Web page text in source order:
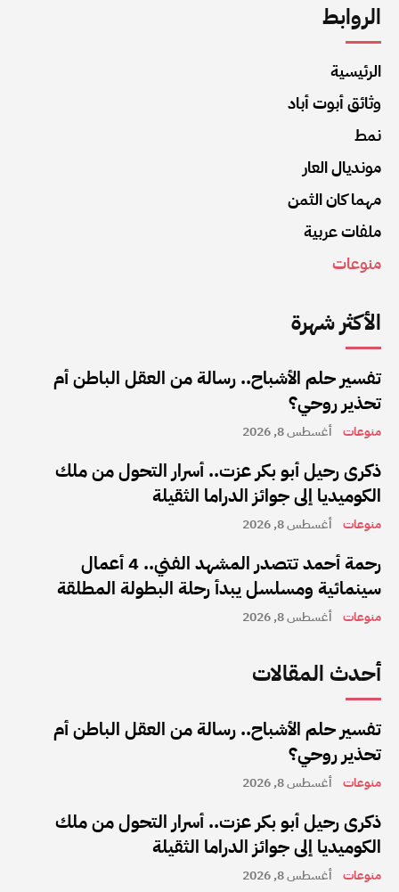
الروابط
الرئيسية
وثائق أبوت أباد
نمط
مونديال العار
مهما كان الثمن
ملفات عربية
منوعات
الأكثر شهرة
تفسير حلم الأشباح.. رسالة من العقل الباطن أم
تحذير روحي؟
منوعات أغسطس 8, 2026
ذكرى رحيل أبو بكر عزت.. أسرار التحول من ملك
الكوميديا إلى جوائز الدراما الثقيلة
منوعات أغسطس 8, 2026
رحمة أحمد تتصدر المشهد الفني.. 4 أعمال
سينمائية ومسلسل يبدأ رحلة البطولة المطلقة
منوعات أغسطس 8, 2026
أحدث المقالات
تفسير حلم الأشباح.. رسالة من العقل الباطن أم
تحذير روحي؟
منوعات أغسطس 8, 2026
ذكرى رحيل أبو بكر عزت.. أسرار التحول من ملك
الكوميديا إلى جوائز الدراما الثقيلة
منوعات أغسطس 8, 2026